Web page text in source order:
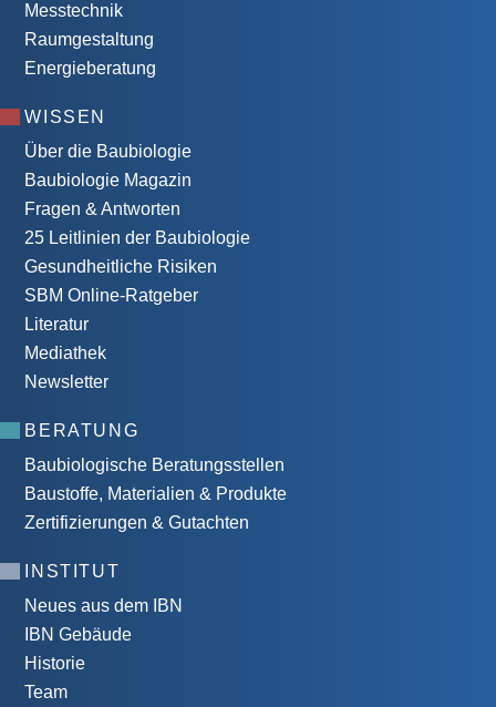
Messtechnik
Raumgestaltung
Energieberatung
WISSEN
Über die Baubiologie
Baubiologie Magazin
Fragen & Antworten
25 Leitlinien der Baubiologie
Gesundheitliche Risiken
SBM Online-Ratgeber
Literatur
Mediathek
Newsletter
BERATUNG
Baubiologische Beratungsstellen
Baustoffe, Materialien & Produkte
Zertifizierungen & Gutachten
INSTITUT
Neues aus dem IBN
IBN Gebäude
Historie
Team